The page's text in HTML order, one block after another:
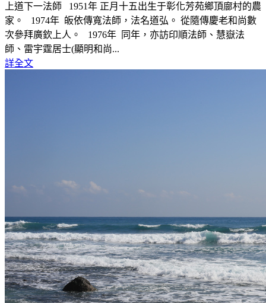
上道下一法師 1951年 正月十五出生于彰化芳苑鄉頂廍村的農
家。 1974年 皈依傳寬法師，法名道弘。 從隨傳慶老和尚數
次參拜廣欽上人。 1976年 同年，亦訪印順法師、慧嶽法
師、雷宇霆居士(顯明和尚...
詳全文